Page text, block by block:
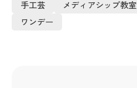
手工芸 メディアシップ教室
ワンデー